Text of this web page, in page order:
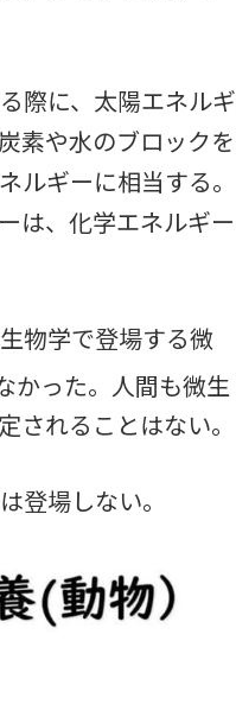
際に、太陽エネルギ
素や水のブロックを
ルギーに相当する。
は、化学エネルギー
物学で登場する微
かった。人間も微生
されることはない。
登場しない。